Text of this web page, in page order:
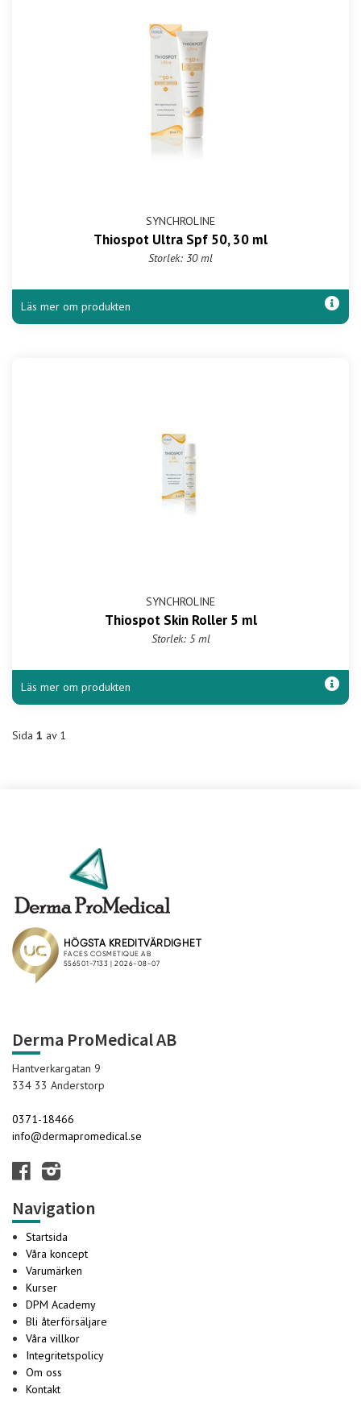
SYNCHROLINE
Thiospot Ultra Spf 50, 30 ml
Storlek: 30 ml
Läs mer om produkten
SYNCHROLINE
Thiospot Skin Roller 5 ml
Storlek: 5 ml
Läs mer om produkten
Sida 1 av 1
Derma ProMedical AB
Hantverkargatan 9
334 33 Anderstorp
0371-18466
info@dermapromedical.se
Navigation
Startsida
Våra koncept
Varumärken
Kurser
DPM Academy
Bli återförsäljare
Våra villkor
Integritetspolicy
Om oss
Kontakt